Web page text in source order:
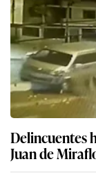
Delincuentes
Juan de